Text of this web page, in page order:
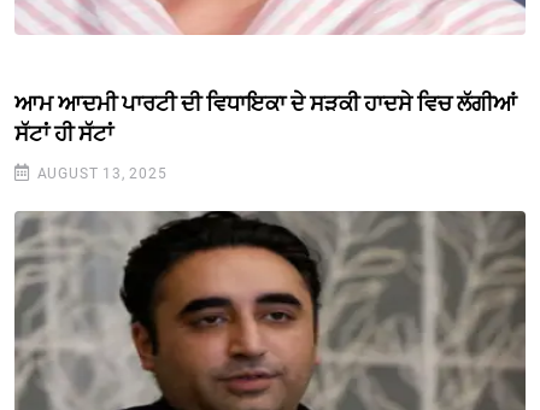
ਆਮ ਆਦਮੀ ਪਾਰਟੀ ਦੀ ਵਿਧਾਇਕਾ ਦੇ ਸੜਕੀ ਹਾਦਸੇ ਵਿਚ ਲੱਗੀਆਂ
ਸੱਟਾਂ ਹੀ ਸੱਟਾਂ
AUGUST 13, 2025